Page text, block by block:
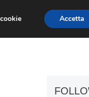
ART GOSSIP
Accetta